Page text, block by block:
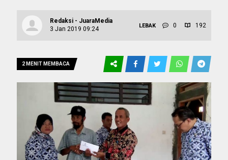
Redaksi - JuaraMedia
3 Jan 2019 09:24
LEBAK 0 192
2 MENIT MEMBACA